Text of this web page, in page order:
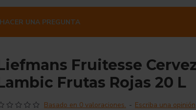
HACER UNA PREGUNTA
Fruitesse
Frutas Rojas 20 L
Basado en 0 valoraciones. - Escriba una opinión